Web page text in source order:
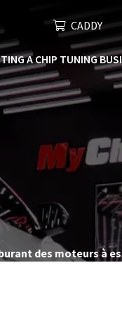
CADDY
A CHIP TUNING
des moteurs à
de vous offrir des